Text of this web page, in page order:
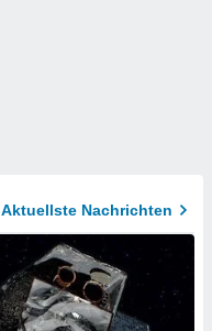
Aktuellste Nachrichten